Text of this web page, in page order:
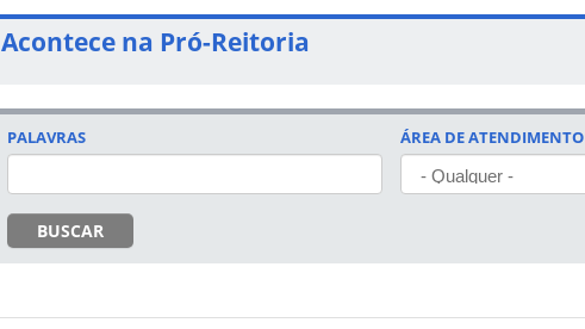
Acontece na Pró-Reitoria
PALAVRAS ÁREA DE ATENDIMENTO
BUSCAR